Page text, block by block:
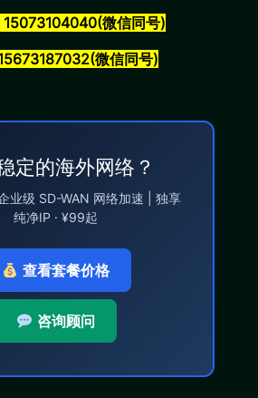
15073104040(微信同号)
微信同号)
定的海外网络？
业级 SD-WAN 网络加速 | 独享
纯净IP · ¥99起
查看套餐价格
咨询顾问